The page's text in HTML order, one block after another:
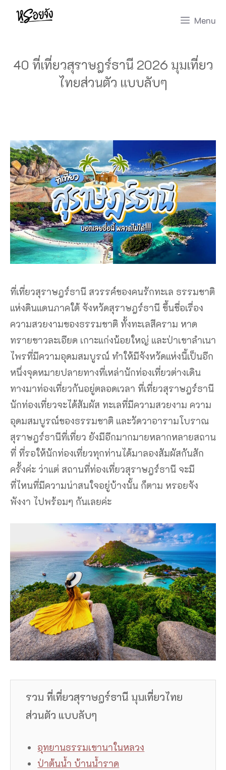
Skip
Menu
40 ที่เที่ยวสุราษฎร์ธานี 2026 มุมเที่ยว
ไทยส่วนตัว แบบลับๆ
ที่เที่ยวสุราษฎร์ธานี สวรรค์ของคนรักทะเล ธรรมชาติ
แห่งดินแดนภาคใต้ จังหวัดสุราษฎร์ธานี ขึ้นชื่อเรื่อง
ความสวยงามของธรรมชาติ ทั้งทะเลสีคราม หาด
ทรายขาวละเอียด เกาะแก่งน้อยใหญ่ และป่าเขาลำเนา
ไพรที่มีความอุดมสมบูรณ์ ทำให้มีจังหวัดแห่งนี้เป็นอีก
หนึ่งจุดหมายปลายทางที่เหล่านักท่องเที่ยวต่างเดิน
ทางมาท่องเที่ยวกันอยู่ตลอดเวลา ที่เที่ยวสุราษฎร์ธานี
นักท่องเที่ยวจะได้สัมผัส ทะเลที่มีความสวยงาม ความ
อุดมสมบูรณ์ของธรรมชาติ และวัดวาอารามโบราณ
สุราษฎร์ธานีที่เที่ยว ยังมีอีกมากมายหลากหลายสถาน
ที่ ที่รอให้นักท่องเที่ยวทุกท่านได้มาลองสัมผัสกันสัก
ครั้งค่ะ ว่าแต่ สถานที่ท่องเที่ยวสุราษฎร์ธานี จะมี
ที่ไหนที่มีความน่าสนใจอยู่บ้างนั้น ก็ตาม หรอยจัง
พังงา ไปพร้อมๆ กันเลยค่ะ
รวม ที่เที่ยวสุราษฎร์ธานี มุมเที่ยวไทย
ส่วนตัว แบบลับๆ
อุทยานธรรมเขานาในหลวง
ป่าต้นน้ำ บ้านน้ำราด